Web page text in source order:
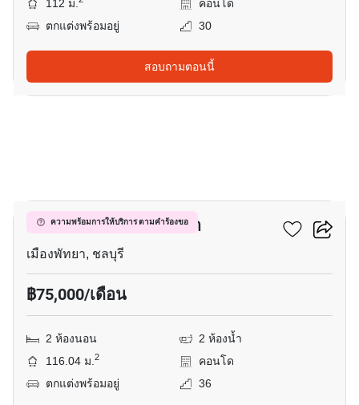
112 ม.
คอนโด
ตกแต่งพร้อมอยู่
30
สอบถามตอนนี้
ความพร้อมการให้บริการ ตามคำร้องขอ
วินด์แฮม จอมเทียน พัทยา
เมืองพัทยา, ชลบุรี
฿75,000/เดือน
2 ห้องนอน
2 ห้องน้ำ
116.04 ม.2
คอนโด
ตกแต่งพร้อมอยู่
36